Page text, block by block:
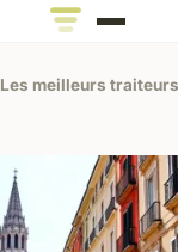
Les meilleurs